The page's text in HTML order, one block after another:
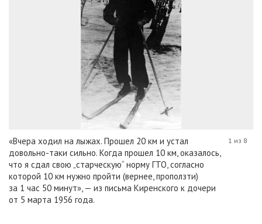
«Вчера ходил на лыжах. Прошел 20 км и устал
довольно-таки сильно. Когда прошел 10 км, оказалось,
что я сдал свою „старческую“ норму ГТО, согласно
которой 10 км нужно пройти (вернее, проползти)
за 1 час 50 минут», — из письма Киренского к дочери
от 5 марта 1956 года.
1 из 8